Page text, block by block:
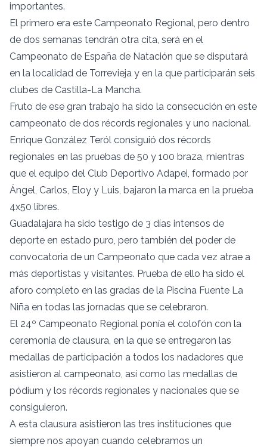
importantes.
El primero era este Campeonato Regional, pero dentro
de dos semanas tendrán otra cita, será en el
Campeonato de España de Natación que se disputará
en la localidad de Torrevieja y en la que participarán seis
clubes de Castilla-La Mancha.
Fruto de ese gran trabajo ha sido la consecución en este
campeonato de dos récords regionales y uno nacional.
Enrique González Teról consiguió dos récords
regionales en las pruebas de 50 y 100 braza, mientras
que el equipo del Club Deportivo Adapei, formado por
Ángel, Carlos, Eloy y Luis, bajaron la marca en la prueba
4x50 libres.
Guadalajara ha sido testigo de 3 días intensos de
deporte en estado puro, pero también del poder de
convocatoria de un Campeonato que cada vez atrae a
más deportistas y visitantes. Prueba de ello ha sido el
aforo completo en las gradas de la Piscina Fuente La
Niña en todas las jornadas que se celebraron.
El 24º Campeonato Regional ponía el colofón con la
ceremonia de clausura, en la que se entregaron las
medallas de participación a todos los nadadores que
asistieron al campeonato, así como las medallas de
pódium y los récords regionales y nacionales que se
consiguieron.
A esta clausura asistieron las tres instituciones que
siempre nos apoyan cuando celebramos un